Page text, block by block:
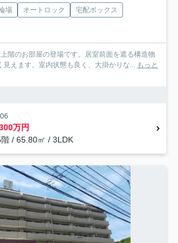
場 オートロック
宅配ボックス
階のお部屋の登場です。居室前面を遮る構造物
見えます。室内状態も良く、大掛かりな... もっと
万円
階 / 65.80㎡ / 3LDK